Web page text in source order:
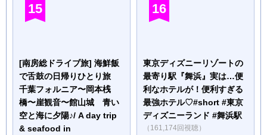
15
[南房総ドライブ旅] 海鮮飯
で舌鼓の日帰りひとり旅
千葉フォルニア〜岡本桟
橋〜崖観音〜館山城 青い
空と海に夕陽♪/ A day trip
& seafood in
16
東京ディズニーリゾートの
最寄り駅『舞浜』実は…便
利なホテルが！便利すぎる
最強ホテル♡#short #東京
ディズニーランド #舞浜駅
（161,174回視聴）